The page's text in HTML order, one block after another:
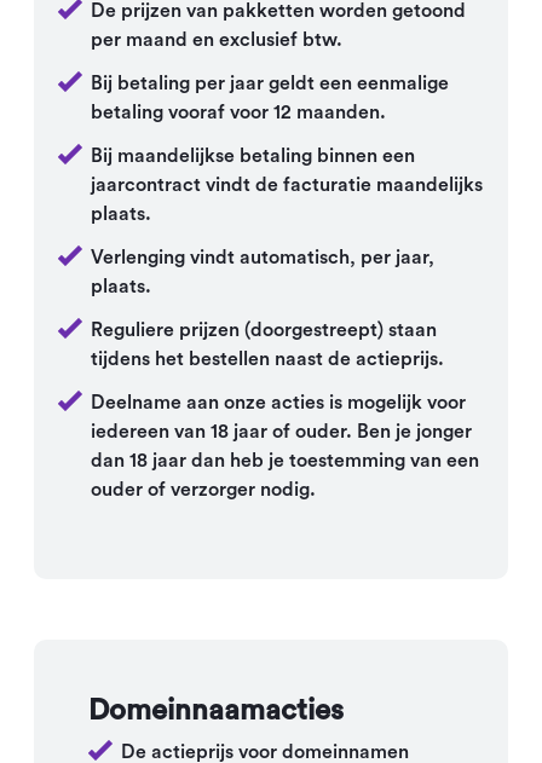
De prijzen van pakketten worden getoond
per maand en exclusief btw.
Bij betaling per jaar geldt een eenmalige
betaling vooraf voor 12 maanden.
Bij maandelijkse betaling binnen een
jaarcontract vindt de facturatie maandelijks
plaats.
Verlenging vindt automatisch, per jaar,
plaats.
Reguliere prijzen (doorgestreept) staan
tijdens het bestellen naast de actieprijs.
Deelname aan onze acties is mogelijk voor
iedereen van 18 jaar of ouder. Ben je jonger
dan 18 jaar dan heb je toestemming van een
ouder of verzorger nodig.
Domeinnaamacties
De actieprijs voor domeinnamen